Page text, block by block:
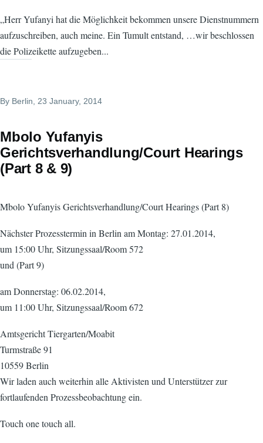
„Herr Yufanyi hat die Möglichkeit bekommen unsere Dienstnummern
aufzuschreiben, auch meine. Ein Tumult entstand, …wir beschlossen
die Polizeikette aufzugeben...
By Berlin, 23 January, 2014
Mbolo Yufanyis
Gerichtsverhandlung/Court Hearings
(Part 8 & 9)
Mbolo Yufanyis Gerichtsverhandlung/Court Hearings (Part 8)
Nächster Prozesstermin in Berlin am Montag: 27.01.2014,
um 15:00 Uhr, Sitzungssaal/Room 572
und (Part 9)
am Donnerstag: 06.02.2014,
um 11:00 Uhr, Sitzungssaal/Room 672
Amtsgericht Tiergarten/Moabit
Turmstraße 91
10559 Berlin
Wir laden auch weiterhin alle Aktivisten und Unterstützer zur
fortlaufenden Prozessbeobachtung ein.
Touch one touch all.